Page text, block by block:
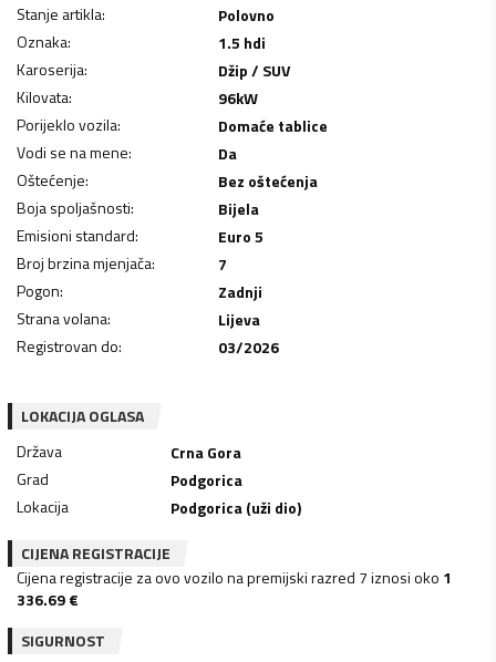
Stanje artikla:
Polovno
Oznaka:
1.5 hdi
Karoserija:
Džip / SUV
Kilovata: 96kW
Porijeklo vozila:
Domaće tablice
Vodi se na mene:
Da
Oštećenje:
Bez oštećenja
Boja spoljašnosti:
Bijela
Emisioni standard:
Euro 5
Broj brzina mjenjača:
7
Pogon:
Zadnji
Strana volana:
Lijeva
Registrovan do: 03/2026
LOKACIJA OGLASA
Država
Crna Gora
Grad
Podgorica
Lokacija
Podgorica (uži dio)
CIJENA REGISTRACIJE
Cijena registracije za ovo vozilo na premijski razred 7 iznosi oko 1
336.69€
SIGURNOST